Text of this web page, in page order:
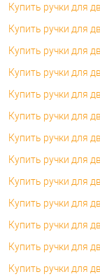
Купить ручки для
Купить ручки для
Купить ручки для
Купить ручки для
Купить ручки для
Купить ручки для
Купить ручки для
Купить ручки для
Купить ручки для
Купить ручки для
Купить ручки для
Купить ручки для
Купить ручки для